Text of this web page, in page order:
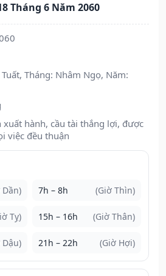
Tháng 6 Năm 2060
Tháng: Nhâm Ngọ, Năm:
xuất hành, cầu tài thắng lợi, được
việc đều thuận
Dần) 7h – 8h (Giờ Thìn)
Tỵ) 15h – 16h (Giờ Thân)
Dậu) 21h – 22h (Giờ Hợi)